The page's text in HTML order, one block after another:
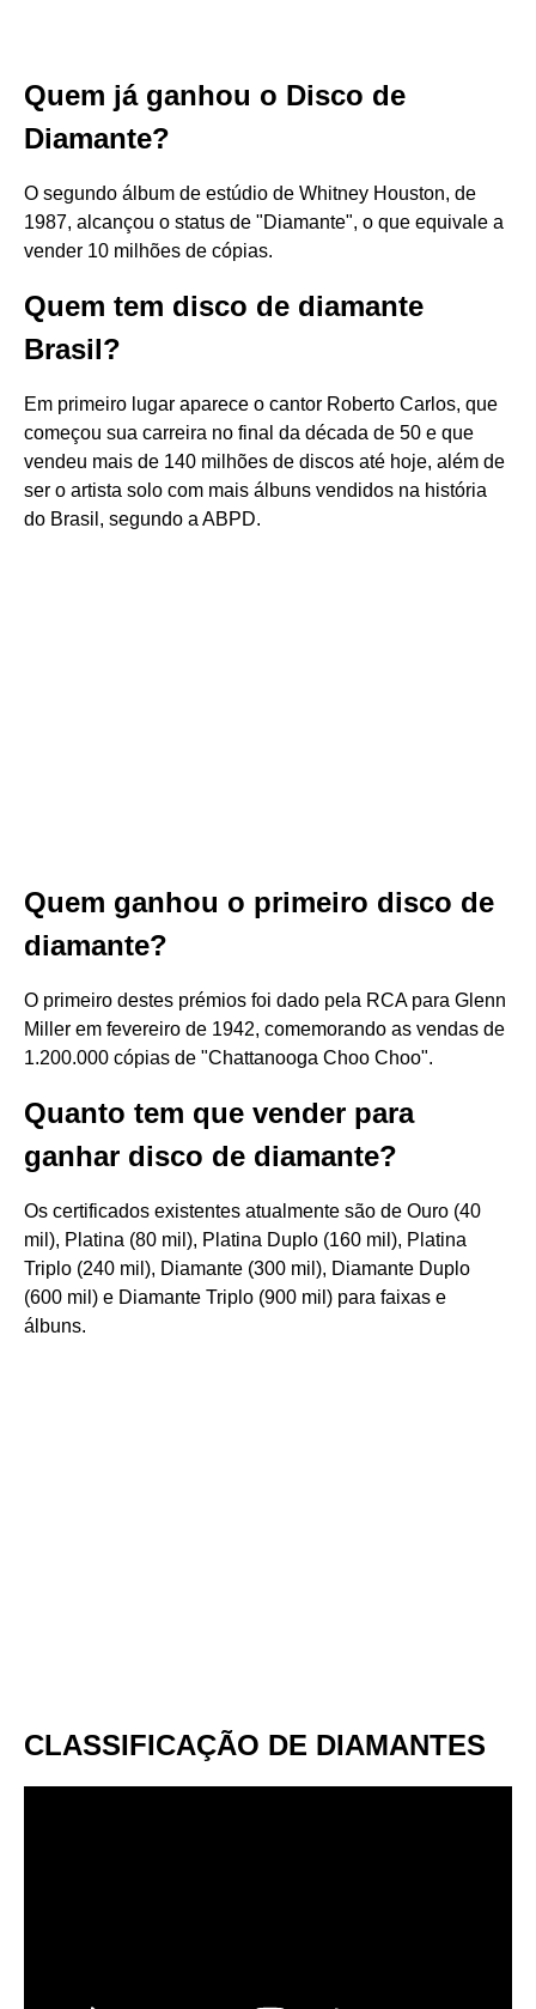
Quem já ganhou o Disco de
Diamante?
O segundo álbum de estúdio de Whitney Houston, de
1987, alcançou o status de "Diamante", o que equivale a
vender 10 milhões de cópias.
Quem tem disco de diamante
Brasil?
Em primeiro lugar aparece o cantor Roberto Carlos, que
começou sua carreira no final da década de 50 e que
vendeu mais de 140 milhões de discos até hoje, além de
ser o artista solo com mais álbuns vendidos na história
do Brasil, segundo a ABPD.
Quem ganhou o primeiro disco de
diamante?
O primeiro destes prémios foi dado pela RCA para Glenn
Miller em fevereiro de 1942, comemorando as vendas de
1.200.000 cópias de "Chattanooga Choo Choo".
Quanto tem que vender para
ganhar disco de diamante?
Os certificados existentes atualmente são de Ouro (40
mil), Platina (80 mil), Platina Duplo (160 mil), Platina
Triplo (240 mil), Diamante (300 mil), Diamante Duplo
(600 mil) e Diamante Triplo (900 mil) para faixas e
álbuns.
CLASSIFICAÇÃO DE DIAMANTES